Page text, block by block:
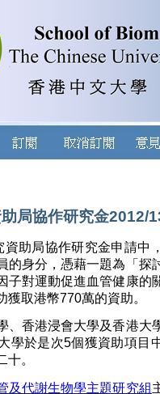
局協作研究金2012/
資助局協作研究金申請中
的身分，憑藉一題為「探
子對運動促進血管健康的
獲取港幣770萬的資助。
、香港浸會大學及香港大
學於是次5個獲資助項目
十。
及代謝生物學主題研究組